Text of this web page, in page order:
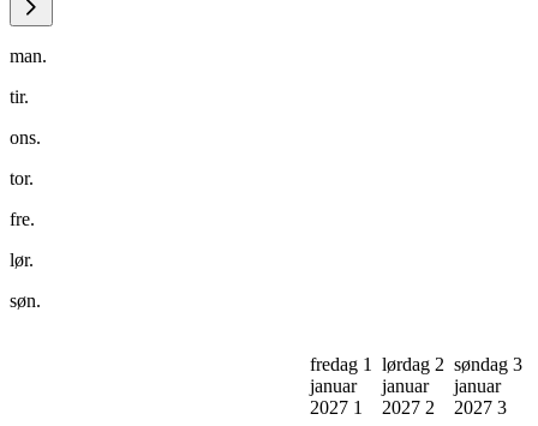
man.
tir.
ons.
tor.
fre.
lør.
søn.
fredag 1
januar
2027 1
lørdag 2
januar
2027 2
søndag 3
januar
2027 3